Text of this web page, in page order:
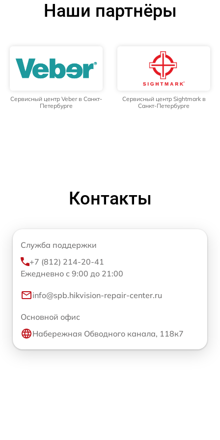
Наши партнёры
Сервисный центр Veber в Санкт-
Петербурге
Сервисный центр Sightmark в
Санкт-Петербурге
Контакты
Служба поддержки
+7 (812) 214-20-41
Ежедневно с 9:00 до 21:00
info@spb.hikvision-repair-center.ru
Основной офис
Набережная Обводного канала, 118к7